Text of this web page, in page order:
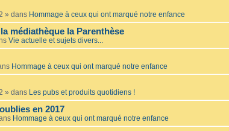
» dans Hommage à ceux qui ont marqué notre enfance
médiathèque la Parenthèse
Vie actuelle et sujets divers...
Hommage à ceux qui ont marqué notre enfance
» dans Les pubs et produits quotidiens !
en 2017
Hommage à ceux qui ont marqué notre enfance